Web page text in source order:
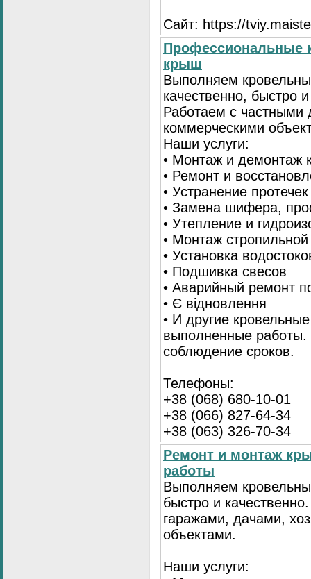
Сайт: https://
Профессиональные
крыш
Выполняем
качественно, быстро
Работаем с
коммерческими
Наши услуги:
• Монтаж и демонтаж
• Ремонт и
• Устранение протечек
• Замена шифера,
• Утепление и
• Монтаж
• Установка
• Подшивка свесов
• Аварийный ремонт
• Є відновлення
• И другие
выполненные работы.
соблюдение сроков.
Телефоны:
+38 (068) 680-10-01
+38 (066) 827-64-34
+38 (063) 326-70-34
Ремонт и монтаж
работы
Выполняем
быстро и
гаражами, дачами,
объектами.
Наши услуги: